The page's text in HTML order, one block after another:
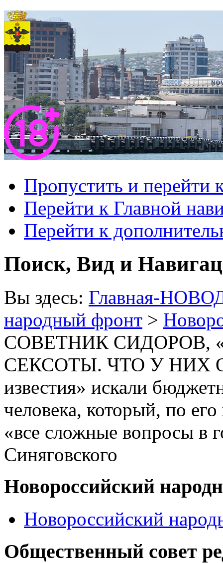
Пропустить и перейти
Перейти к Главной
Перейти к
Поиск, Вид и
Вы здесь: Главная-
народный фронт >
СОВЕТНИК СИДОРОВ,
СЕКСОТЫ. ЧТО У НИХ
известия» искали
человека, который, по
«все сложные вопросы в
Синяговского
Новороссийский
Новороссийский
Общественный совет